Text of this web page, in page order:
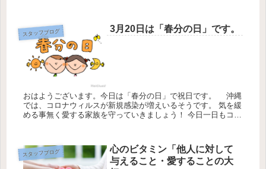
スタッフブログ 3月20日は「春分の日」です。
おはようございます。今日は「春分の日」で祝日です。 沖縄
では、コロナウィルスが新規感染が増えいるそうです。 気を緩
める事無く愛する家族を守っていきましょう！ 今日一日もコロ
スタッフブログ
心のビタミン「他人に対して
与えること・愛することの大